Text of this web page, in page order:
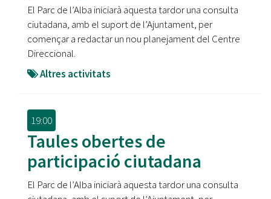
El Parc de l’Alba iniciarà aquesta tardor una consulta
ciutadana, amb el suport de l’Ajuntament, per
començar a redactar un nou planejament del Centre
Direccional.
Altres activitats
19:00
Taules obertes de
participació ciutadana
El Parc de l’Alba iniciarà aquesta tardor una consulta